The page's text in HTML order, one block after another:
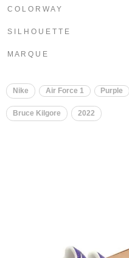
C O L O R W A Y
S I L H O U E T T E
M A R Q U E
Nike Air Force 1 Purple
Bruce Kilgore 2022